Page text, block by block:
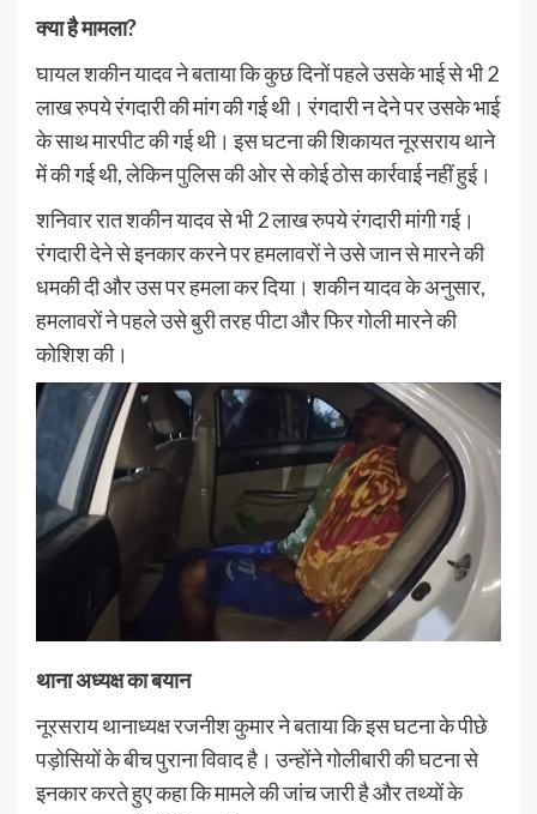
क्या है मामला?
घायल शकीन यादव ने बताया कि कुछ दिनों पहले उसके भाई से भी 2
लाख रुपये रंगदारी की मांग की गई थी। रंगदारी न देने पर उसके भाई
के साथ मारपीट की गई थी। इस घटना की शिकायत नूरसराय थाने
में की गई थी, लेकिन पुलिस की ओर से कोई ठोस कार्रवाई नहीं हुई।
शनिवार रात शकीन यादव से भी 2 लाख रुपये रंगदारी मांगी गई।
रंगदारी देने से इनकार करने पर हमलावरों ने उसे जान से मारने की
धमकी दी और उस पर हमला कर दिया। शकीन यादव के अनुसार,
हमलावरों ने पहले उसे बुरी तरह पीटा और फिर गोली मारने की
कोशिश की।
थाना अध्यक्ष का बयान
नूरसराय थानाध्यक्ष रजनीश कुमार ने बताया कि इस घटना के पीछे
पड़ोसियों के बीच पुराना विवाद है। उन्होंने गोलीबारी की घटना से
इनकार करते हुए कहा कि मामले की जांच जारी है और तथ्यों के